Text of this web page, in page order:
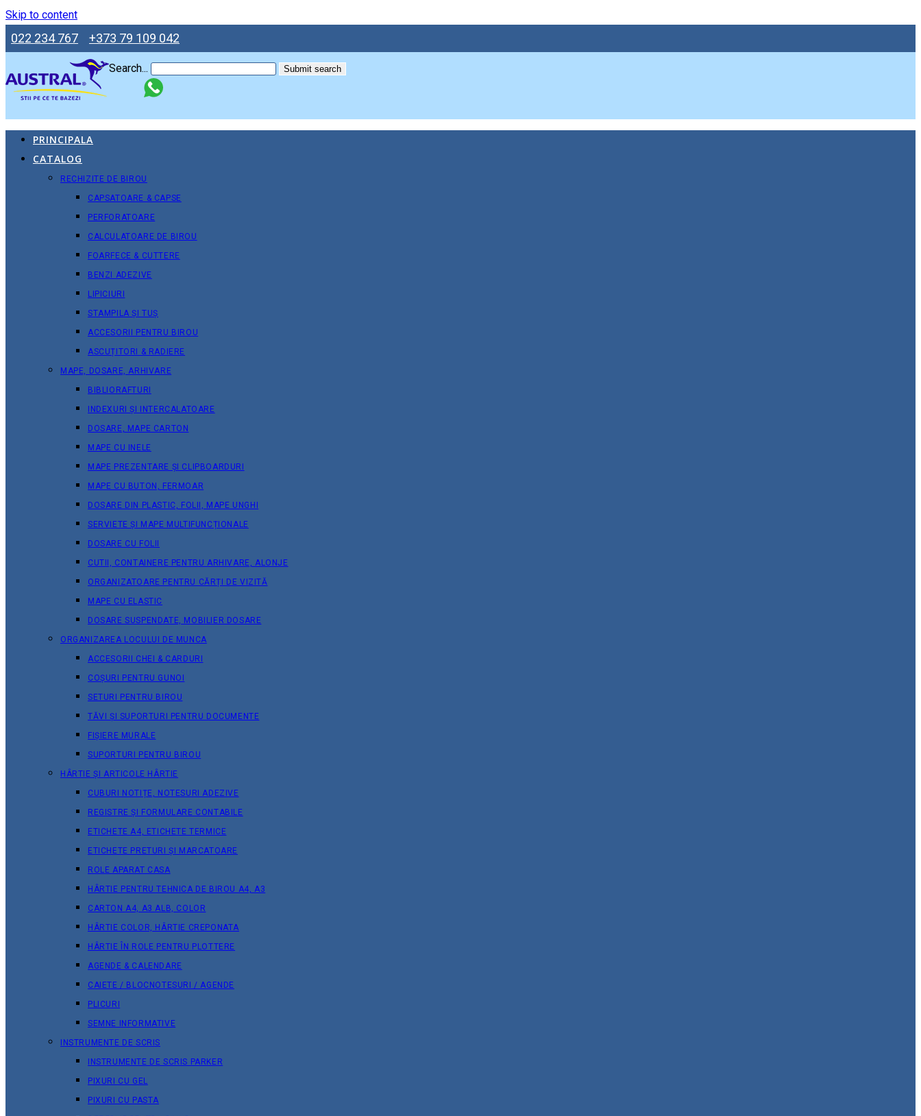
Skip to content
022 234 767 +373 79 109 042
Search... Submit search
PRINCIPALA
CATALOG
RECHIZITE DE BIROU
CAPSATOARE & CAPSE
PERFORATOARE
CALCULATOARE DE BIROU
FOARFECE & CUTTERE
BENZI ADEZIVE
LIPICIURI
STAMPILA ȘI TUȘ
ACCESORII PENTRU BIROU
ASCUȚITORI & RADIERE
MAPE, DOSARE, ARHIVARE
BIBLIORAFTURI
INDEXURI ȘI INTERCALATOARE
DOSARE, MAPE CARTON
MAPE CU INELE
MAPE PREZENTARE ȘI CLIPBOARDURI
MAPE CU BUTON, FERMOAR
DOSARE DIN PLASTIC, FOLII, MAPE UNGHI
SERVIETE ȘI MAPE MULTIFUNCȚIONALE
DOSARE CU FOLII
CUTII, CONTAINERE PENTRU ARHIVARE, ALONJE
ORGANIZATOARE PENTRU CĂRȚI DE VIZITĂ
MAPE CU ELASTIC
DOSARE SUSPENDATE, MOBILIER DOSARE
ORGANIZAREA LOCULUI DE MUNCA
ACCESORII CHEI & СARDURI
COȘURI PENTRU GUNOI
SETURI PENTRU BIROU
TĂVI ȘI SUPORTURI PENTRU DOCUMENTE
FIȘIERE MURALE
SUPORTURI PENTRU BIROU
HÂRTIE ȘI ARTICOLE HÂRTIE
CUBURI NOTIȚE, NOTESURI ADEZIVE
REGISTRE ȘI FORMULARE CONTABILE
ETICHETE A4, ETICHETE TERMICE
ETICHETE PRETURI ȘI MARCATOARE
ROLE APARAT CASA
HÂRTIE PENTRU TEHNICA DE BIROU A4, A3
CARTON A4, A3 ALB, COLOR
HÂRTIE COLOR, HÂRTIE CREPONATA
HÂRTIE ÎN ROLE PENTRU PLOTTERE
AGENDE & CALENDARE
CAIETE / BLOCNOTESURI / AGENDE
PLICURI
SEMNE INFORMATIVE
INSTRUMENTE DE SCRIS
INSTRUMENTE DE SCRIS PARKER
PIXURI CU GEL
PIXURI CU PASTA